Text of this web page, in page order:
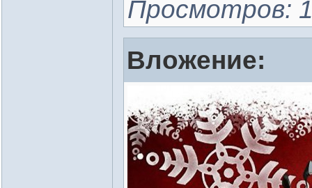
Просмотров:
Вложение: